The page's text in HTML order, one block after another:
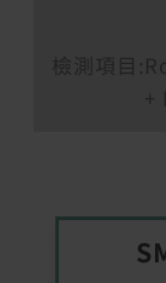
檢測項目: